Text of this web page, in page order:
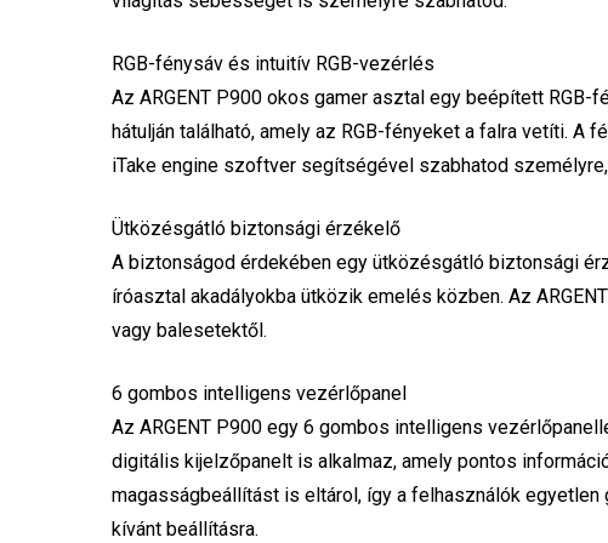
RGB-fénysáv és intuitív RGB-vezérlés
Az ARGENT P900 okos gamer asztal egy beépített RGB-
hátulján található, amely az RGB-fényeket a falra vetíti. A
iTake engine szoftver segítségével szabhatod
Ütközésgátló biztonsági érzékelő
A biztonságod érdekében egy ütközésgátló biztonsági
íróasztal akadályokba ütközik emelés közben. Az
vagy balesetektől.
6 gombos intelligens vezérlőpanel
Az ARGENT P900 egy 6 gombos intelligens
digitális kijelzőpanelt is alkalmaz, amely pontos
magasságbeállítást is eltárol, így a felhasználók
kívánt beállításra.